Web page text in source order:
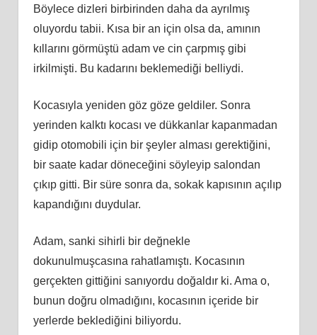
Böylece dizleri birbirinden daha da ayrılmış
oluyordu tabii. Kısa bir an için olsa da, amının
kıllarını görmüştü adam ve cin çarpmış gibi
irkilmişti. Bu kadarını beklemediği belliydi.
Kocasıyla yeniden göz göze geldiler. Sonra
yerinden kalktı kocası ve dükkanlar kapanmadan
gidip otomobili için bir şeyler alması gerektiğini,
bir saate kadar döneceğini söyleyip salondan
çıkıp gitti. Bir süre sonra da, sokak kapısının açılıp
kapandığını duydular.
Adam, sanki sihirli bir değnekle
dokunulmuşcasına rahatlamıştı. Kocasının
gerçekten gittiğini sanıyordu doğaldır ki. Ama o,
bunun doğru olmadığını, kocasının içeride bir
yerlerde beklediğini biliyordu.